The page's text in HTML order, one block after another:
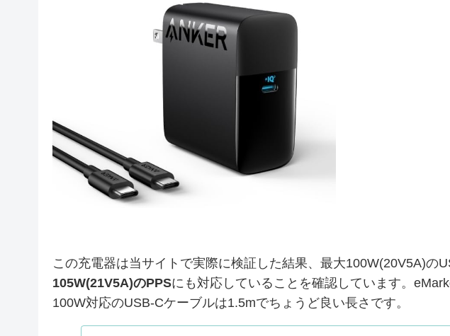
この充電器は当サイトで実際に検証した結果、最大100W(20V5A)の
105W(21V5A)のPPSにも対応していることを確認しています。
100W対応のUSB-Cケーブルは1.5mでちょうど良い長さです。